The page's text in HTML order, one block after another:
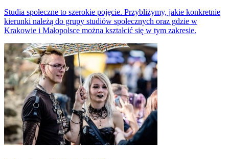
Studia społeczne to szerokie pojęcie. Przybliżymy, jakie konkretnie
kierunki należą do grupy studiów społecznych oraz gdzie w
Krakowie i Małopolsce można kształcić się w tym zakresie.